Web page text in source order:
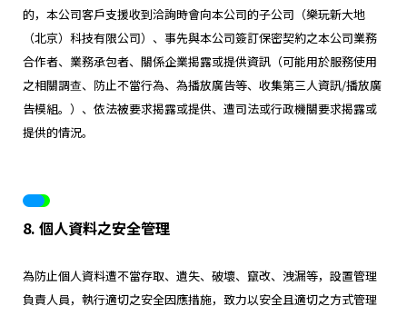
的，本公司客戶支援收到洽詢時會向本公司的子公司（樂玩新大地
（北京）科技有限公司）、事先與本公司簽訂保密契約之本公司業務
合作者、業務承包者、關係企業揭露或提供資訊（可能用於服務使用
之相關調查、防止不當行為、為播放廣告等、收集第三人資訊/播放廣
告模組。）、依法被要求揭露或提供、遭司法或行政機關要求揭露或
提供的情況。
8. 個人資料之安全管理
為防止個人資料遭不當存取、遺失、破壞、竄改、洩漏等，設置管理
負責人員，執行適切之安全因應措施，致力以安全且適切之方式管理